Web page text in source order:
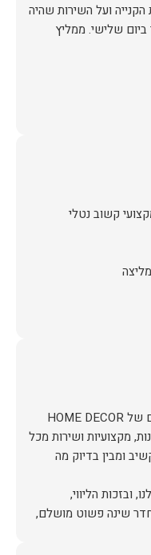
הקנייה ועל השירות שהיה
ביום שלישי. ממליץ
קשוב נטלי
מקצועיות ושירות מכל
ומבין בדיוק מה
ובזכות הליווי,
שינה פשוט מושלם,